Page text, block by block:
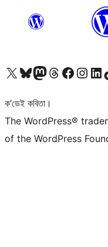
আমাৰ X (আগৰ Twitter) একাউণ্টলৈ যাওকআমাৰ Bluesky একাউণ্টলৈ যাওকআমাৰ Mastodon একাউণ্টলৈ যাওকআমাৰ Threads একাউণ্টলৈ যাওকআমাৰ Facebook পৃষ্ঠালৈ যাওকআমাৰ Instagram একাউণ্টলৈ যাওক
আমাৰ LinkedIn
ক’ডেই কবিতা।
The WordPress®
of the WordPress